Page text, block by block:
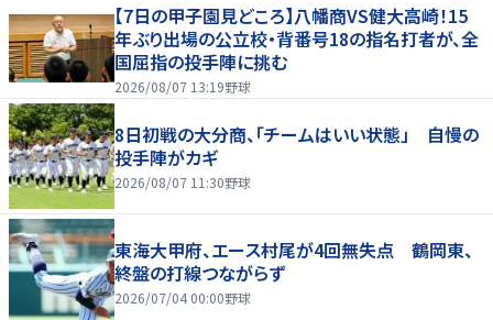
【7日の甲子園見どころ】八幡商VS健大高崎！15
年ぶり出場の公立校・背番号18の指名打者が、全
国屈指の投手陣に挑む
2026/08/07 13:19野球
8日初戦の大分商、「チームはいい状態」 自慢の
投手陣がカギ
2026/08/07 11:30野球
東海大甲府、エース村尾が4回無失点 鶴岡東、
終盤の打線つながらず
2026/07/04 00:00野球